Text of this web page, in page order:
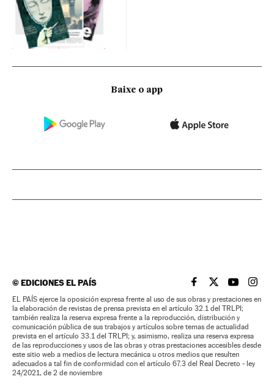
Baixe o app
©EDICIONES EL PAÍS EL PAÍS BRASIL EN
EL PAÍSEL PAÍS
EL
EL PAÍS ejerce la oposición expresa frente al uso de sus obras y prestaciones en
la elaboración de revistas de prensa prevista en el artículo 32.1 del TRLPI;
también realiza la reserva expresa frente a la reproducción, distribución y
comunicación pública de sus trabajos y artículos sobre temas de actualidad
prevista en el artículo 33.1 del TRLPI; y, asimismo, realiza una reserva expresa
de las reproducciones y usos de las obras y otras prestaciones accesibles desde
este sitio web a medios de lectura mecánica u otros medios que resulten
adecuados a tal fin de conformidad con el artículo 67.3 del Real Decreto - ley
24/2021, de 2 de noviembre